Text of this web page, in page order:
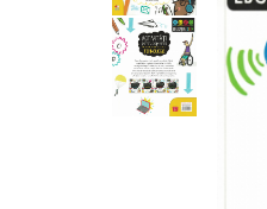
Dezvoltare personala
Spiritualitate